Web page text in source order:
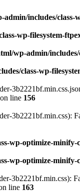
includes/class-
wp-filesystem-
wp-admin/
class-wp-
on line 156
3b2221bf.min.css):
wp-optimize-minify-
wp-optimize-minify-
3b2221bf.min.css):
line 163